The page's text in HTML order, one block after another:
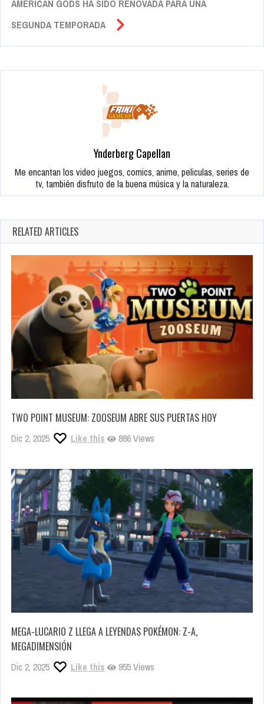
AMERICAN GODS HA SIDO RENOVADA PARA UNA
SEGUNDA TEMPORADA
Ynderberg Capellan
Me encantan los video juegos, comics, anime, peliculas, series de
tv, también disfruto de la buena música y la naturaleza.
RELATED ARTICLES
TWO POINT MUSEUM: ZOOSEUM ABRE SUS PUERTAS HOY
Dic 2, 2025 Like this 886 Views
MEGA-LUCARIO Z LLEGA A LEYENDAS POKÉMON: Z-A,
MEGADIMENSIÓN
Dic 2, 2025 Like this 955 Views